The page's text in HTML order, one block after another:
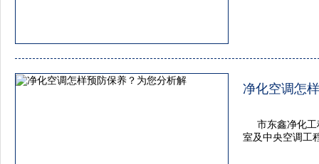
净化空调怎
市东鑫净化
室及中央空调工